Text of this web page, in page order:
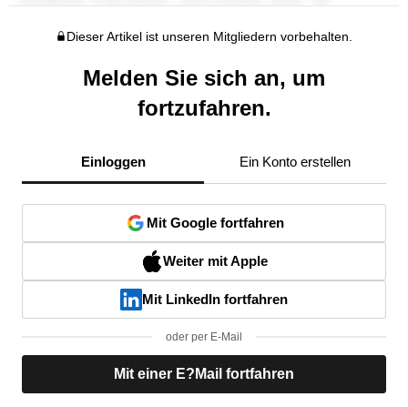
Dieser Artikel ist unseren Mitgliedern vorbehalten.
Melden Sie sich an, um
fortzufahren.
Einloggen Ein Konto erstellen
Mit Google fortfahren
Weiter mit Apple
Mit LinkedIn fortfahren
oder per E-Mail
Mit einer E?Mail fortfahren